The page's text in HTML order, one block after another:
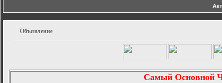
Объявление
Самый Основной